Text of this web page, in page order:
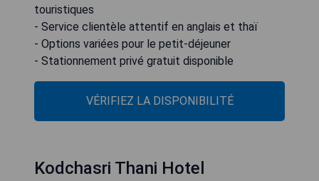
touristiques
- Service clientèle attentif en anglais et thaï
- Options variées pour le petit-déjeuner
- Stationnement privé gratuit disponible
VÉRIFIEZ LA DISPONIBILITÉ
Kodchasri Thani Hotel